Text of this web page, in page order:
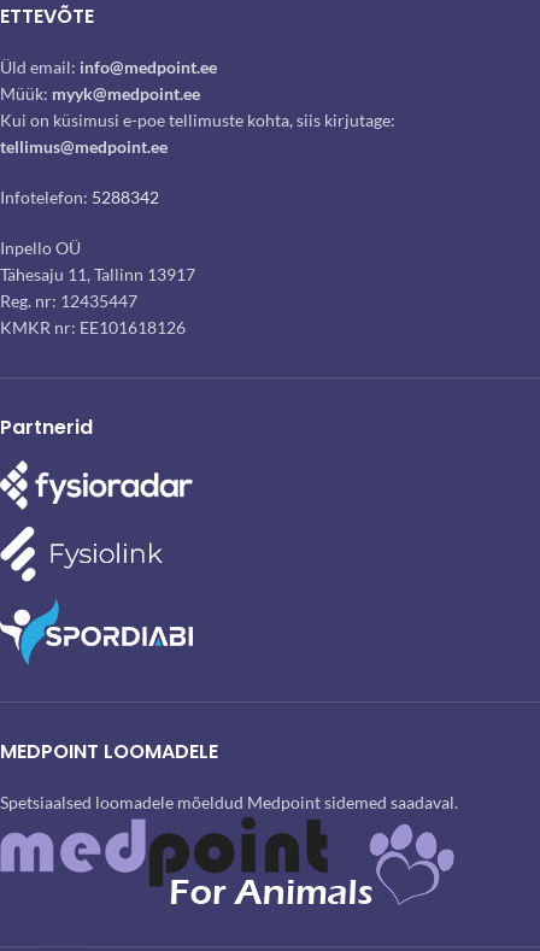
ETTEVÕTE
Üld email: info@medpoint.ee
Müük: myyk@medpoint.ee
Kui on küsimusi e-poe tellimuste kohta, siis kirjutage:
tellimus@medpoint.ee
Infotelefon: 5288342
Inpello OÜ
Tähesaju 11, Tallinn 13917
Reg. nr: 12435447
KMKR nr: EE101618126
Partnerid
MEDPOINT LOOMADELE
Spetsiaalsed loomadele mõeldud Medpoint sidemed saadaval.